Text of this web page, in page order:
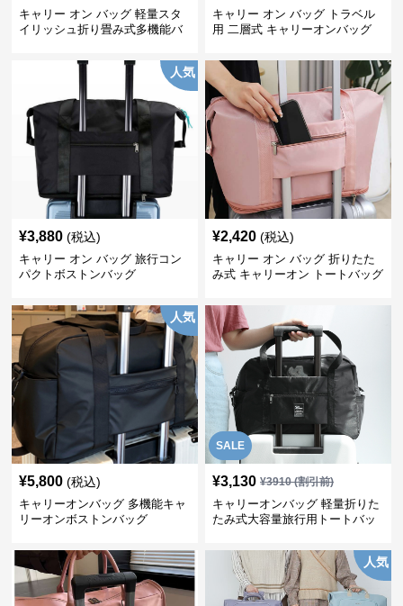
キャリー オン バッグ 軽量スタ
イリッシュ折り畳み式多機能バ
キャリー オン バッグ トラベル
用 二層式 キャリーオンバッグ
人気
¥3,880 (税込)
キャリー オン バッグ 旅行コン
パクトボストンバッグ
¥2,420 (税込)
キャリー オン バッグ 折りたた
み式 キャリーオン トートバッグ
人気
¥5,800 (税込)
キャリーオンバッグ 多機能キャ
リーオンボストンバッグ
SALE
¥3,130 ¥3910(割引前)
キャリーオンバッグ 軽量折りた
たみ式大容量旅行用トートバッ
人気